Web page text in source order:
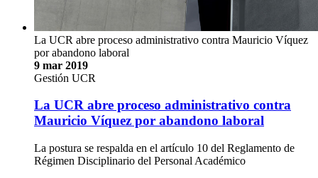
La UCR abre proceso administrativo contra Mauricio Víquez
por abandono laboral
9 mar 2019
Gestión UCR
La UCR abre proceso administrativo contra
Mauricio Víquez por abandono laboral
La postura se respalda en el artículo 10 del Reglamento de
Régimen Disciplinario del Personal Académico